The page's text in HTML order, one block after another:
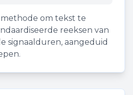
methode om tekst te
reeksen van
signaalduren, aangeduid